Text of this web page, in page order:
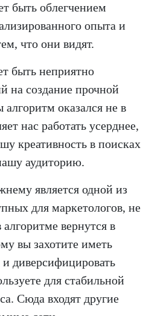
быть облегчением
опыта и
что они видят.
быть неприятно
на создание прочной
оказался не в
нас работать усерднее,
креативность в поисках
аудиторию.
является одной из
для маркетологов, не
вернутся в
вы захотите иметь
диверсифицировать
для стабильной
Сюда входят другие